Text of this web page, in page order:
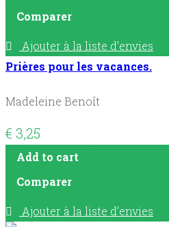
Comparer
Ajouter à la liste d’envies
Prières pour les vacances.
Madeleine Benoît
€ 3,25
Add to cart
Comparer
Ajouter à la liste d’envies